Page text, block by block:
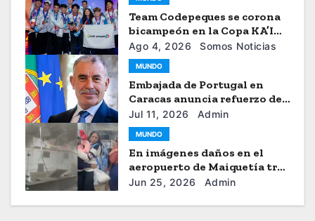
Team Codepeques se corona
bicampeón en la Copa KA’I
2026
Ago 4, 2026 Somos Noticias
MUNDO
Embajada de Portugal en
Caracas anuncia refuerzo de
ayuda humanitaria
Jul 11, 2026 Admin
MUNDO
En imágenes daños en el
aeropuerto de Maiquetía tras
los sismos
Jun 25, 2026 Admin